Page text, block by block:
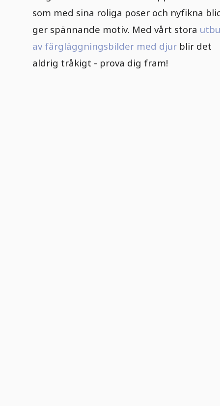
som med sina roliga poser och nyfikna
ger spännande motiv. Med vårt stora
av färgläggningsbilder med djur blir det
aldrig tråkigt - prova dig fram!